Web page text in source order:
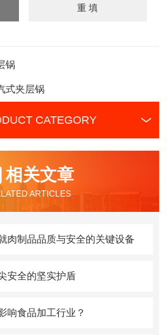
锅
式夹层锅
CATEGORY
相关文章
ARTICLES
肉制品品质与安全的关键设备
安全的坚实护盾
响食品加工行业？